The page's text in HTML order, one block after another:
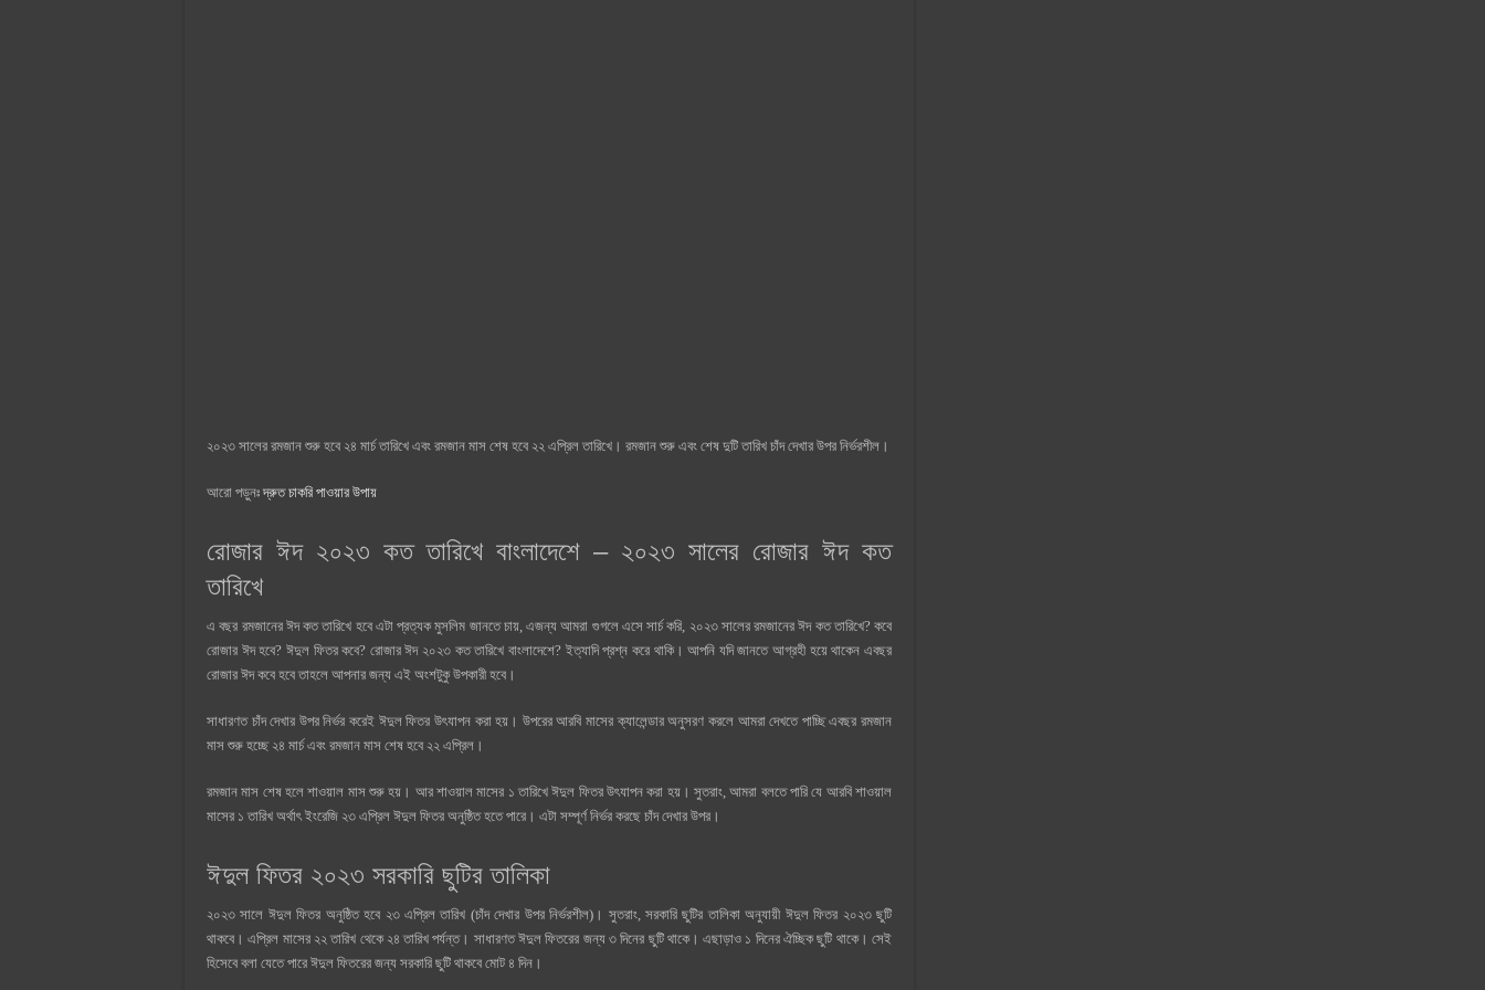
২০২৩ সালের রমজান শুরু হবে ২৪ মার্চ তারিখে এবং রমজান মাস শেষ হবে ২২ এপ্রিল তারিখে। রমজান শুরু এবং শেষ দুটি তারিখ চাঁদ দেখার উপর নির্ভরশীল।
আরো পড়ুনঃ দ্রুত চাকরি পাওয়ার উপায়
রোজার ঈদ ২০২৩ কত তারিখে বাংলাদেশে – ২০২৩ সালের রোজার ঈদ কত
তারিখে
এ বছর রমজানের ঈদ কত তারিখে হবে এটা প্রত্যক মুসলিম জানতে চায়, এজন্য আমরা গুগলে এসে সার্চ করি, ২০২৩ সালের রমজানের ঈদ কত তারিখে? কবে
রোজার ঈদ হবে? ঈদুল ফিতর কবে? রোজার ঈদ ২০২৩ কত তারিখে বাংলাদেশে? ইত্যাদি প্রশ্ন করে থাকি। আপনি যদি জানতে আগ্রহী হয়ে থাকেন এবছর
রোজার ঈদ কবে হবে তাহলে আপনার জন্য এই অংশটুকু উপকারী হবে।
সাধারণত চাঁদ দেখার উপর নির্ভর করেই ঈদুল ফিতর উৎযাপন করা হয়। উপরের আরবি মাসের ক্যালেন্ডার অনুসরণ করলে আমরা দেখতে পাচ্ছি এবছর রমজান
মাস শুরু হচ্ছে ২৪ মার্চ এবং রমজান মাস শেষ হবে ২২ এপ্রিল।
রমজান মাস শেষ হলে শাওয়াল মাস শুরু হয়। আর শাওয়াল মাসের ১ তারিখে ঈদুল ফিতর উৎযাপন করা হয়। সুতরাং, আমরা বলতে পারি যে আরবি শাওয়াল
মাসের ১ তারিখ অর্থাৎ ইংরেজি ২৩ এপ্রিল ঈদুল ফিতর অনুষ্ঠিত হতে পারে। এটা সম্পূর্ণ নির্ভর করছে চাঁদ দেখার উপর।
ঈদুল ফিতর ২০২৩ সরকারি ছুটির তালিকা
২০২৩ সালে ঈদুল ফিতর অনুষ্ঠিত হবে ২৩ এপ্রিল তারিখ (চাঁদ দেখার উপর নির্ভরশীল)। সুতরাং, সরকারি ছুটির তালিকা অনুযায়ী ঈদুল ফিতর ২০২৩ ছুটি
থাকবে। এপ্রিল মাসের ২২ তারিখ থেকে ২৪ তারিখ পর্যন্ত। সাধারণত ঈদুল ফিতরের জন্য ৩ দিনের ছুটি থাকে। এছাড়াও ১ দিনের ঐচ্ছিক ছুটি থাকে। সেই
হিসেবে বলা যেতে পারে ঈদুল ফিতরের জন্য সরকারি ছুটি থাকবে মোট ৪ দিন।